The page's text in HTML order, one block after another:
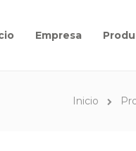
Empresa
Inicio